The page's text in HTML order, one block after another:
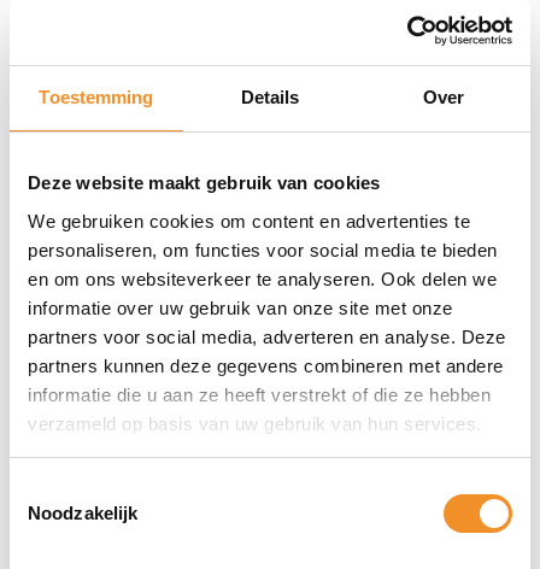
Toestemming Details Over
Deze website maakt gebruik van cookies
We gebruiken cookies om content en advertenties te
personaliseren, om functies voor social media te bieden
en om ons websiteverkeer te analyseren. Ook delen we
informatie over uw gebruik van onze site met onze
partners voor social media, adverteren en analyse. Deze
partners kunnen deze gegevens combineren met andere
informatie die u aan ze heeft verstrekt of die ze hebben
verzameld op basis van uw gebruik van hun services.
Noodzakelijk
Zilver
MPN
8VRSL1-0EU0, 8VRSLZ-0EU0
Alles over de Ring Battery
Video Doorbell 3 – Zilver |
Retourdeal
Direct erbij bestellen